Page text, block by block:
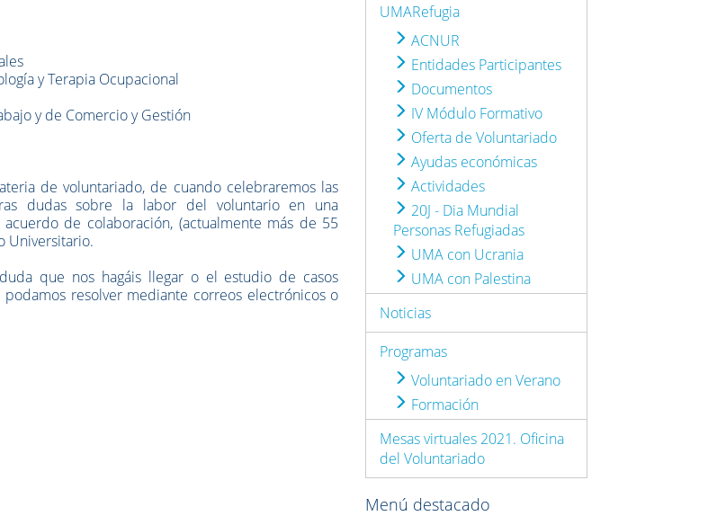
y Terapia Ocupacional
y de Comercio y Gestión
de voluntariado, de cuando celebraremos las
dudas sobre la labor del voluntario en una
de colaboración, (actualmente más de 55
Universitario.
que nos hagáis llegar o el estudio de casos
resolver mediante correos electrónicos o
UMARefugia
ACNUR
Entidades Participantes
Documentos
IV Módulo Formativo
Oferta de Voluntariado
Ayudas económicas
Actividades
20J - Dia Mundial
Personas Refugiadas
UMA con Ucrania
UMA con Palestina
Noticias
Programas
Voluntariado en Verano
Formación
Mesas virtuales 2021. Oficina
del Voluntariado
Menú destacado